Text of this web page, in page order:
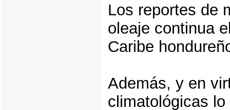
Los reportes de
oleaje continua
Caribe
Además, y en
climatológicas